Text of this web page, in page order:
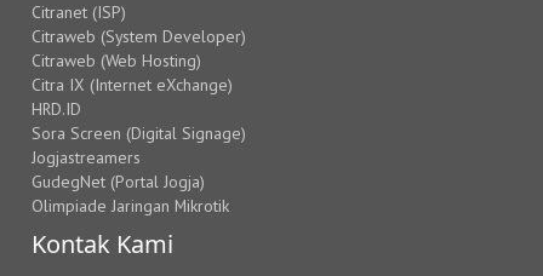
Citranet (ISP)
Citraweb (System Developer)
Citraweb (Web Hosting)
Citra IX (Internet eXchange)
HRD.ID
Sora Screen (Digital Signage)
Jogjastreamers
GudegNet (Portal Jogja)
Olimpiade Jaringan Mikrotik
Kontak Kami